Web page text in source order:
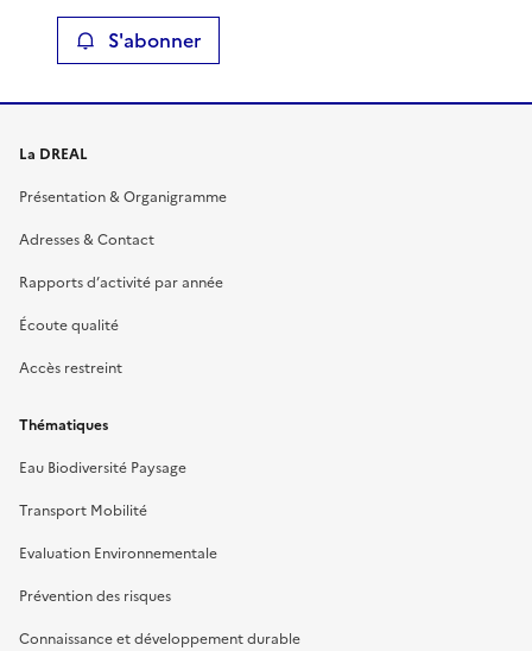
S'abonner
La DREAL
Présentation & Organigramme
Adresses & Contact
Rapports d’activité par année
Écoute qualité
Accès restreint
Thématiques
Eau Biodiversité Paysage
Transport Mobilité
Evaluation Environnementale
Prévention des risques
Connaissance et développement durable